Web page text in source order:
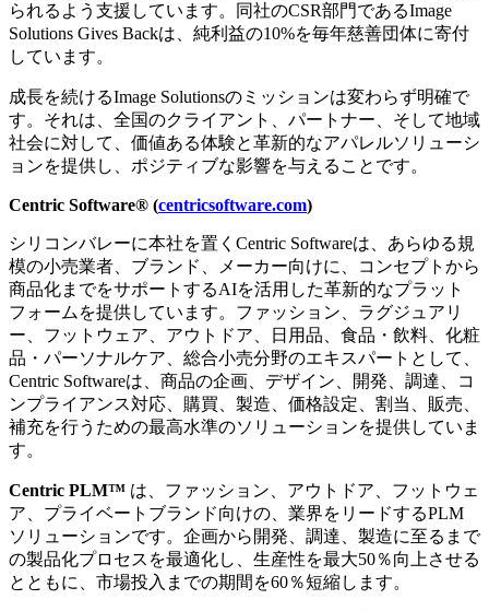
られるよう支援しています。同社のCSR部門であるImage
Solutions Gives Backは、純利益の10%を毎年慈善団体に寄付
しています。
成長を続けるImage Solutionsのミッションは変わらず明確で
す。それは、全国のクライアント、パートナー、そして地域
社会に対して、価値ある体験と革新的なアパレルソリューシ
ョンを提供し、ポジティブな影響を与えることです。
Centric Software® (centricsoftware.com)
シリコンバレーに本社を置くCentric Softwareは、あらゆる規
模の小売業者、ブランド、メーカー向けに、コンセプトから
商品化までをサポートするAIを活用した革新的なプラット
フォームを提供しています。ファッション、ラグジュアリ
ー、フットウェア、アウトドア、日用品、食品・飲料、化粧
品・パーソナルケア、総合小売分野のエキスパートとして、
Centric Softwareは、商品の企画、デザイン、開発、調達、コ
ンプライアンス対応、購買、製造、価格設定、割当、販売、
補充を行うための最高水準のソリューションを提供していま
す。
Centric PLM™ は、ファッション、アウトドア、フットウェ
ア、プライベートブランド向けの、業界をリードするPLM
ソリューションです。企画から開発、調達、製造に至るまで
の製品化プロセスを最適化し、生産性を最大50％向上させる
とともに、市場投入までの期間を60％短縮します。